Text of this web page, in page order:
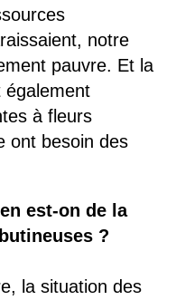
notre
pauvre. Et la
également
à fleurs
ont besoin des
est-on de la
?
la situation des